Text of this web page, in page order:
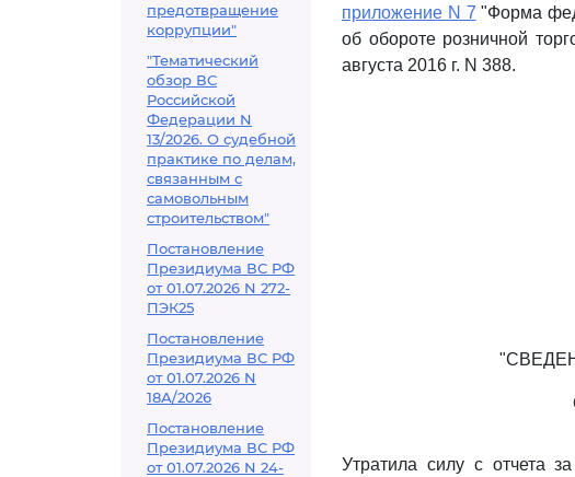
предотвращение
коррупции"
"Тематический
обзор ВС
Российской
Федерации N
13/2026. О судебной
практике по делам,
связанным с
самовольным
строительством"
Постановление
Президиума ВС РФ
от 01.07.2026 N 272-
ПЭК25
Постановление
Президиума ВС РФ
от 01.07.2026 N
18А/2026
Постановление
Президиума ВС РФ
от 01.07.2026 N 24-
приложение N 7 "Форма
об обороте розничной
августа 2016 г. N 388.
Утратила силу с отчета